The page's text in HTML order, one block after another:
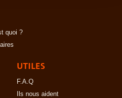
quoi ?
UTILES
F.A.Q
Ils nous aident